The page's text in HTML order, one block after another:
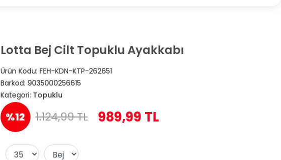
Lotta Bej Cilt Topuklu Ayakkabı
Ürün Kodu: FEH-KDN-KTP-262651
Barkod: 9035000256615
Kategori: Topuklu
%12 1.124,99 TL 989,99 TL